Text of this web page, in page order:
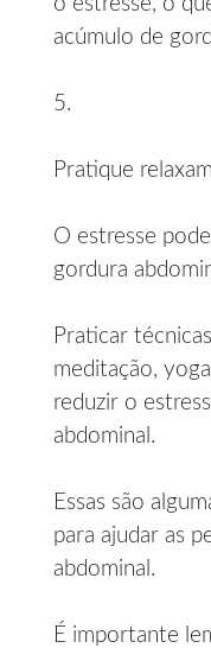
acúmulo de
5.
Pratique
O estresse
gordura
Praticar
meditação,
reduzir o
abdominal.
Essas são
para ajudar as
abdominal.
É importante